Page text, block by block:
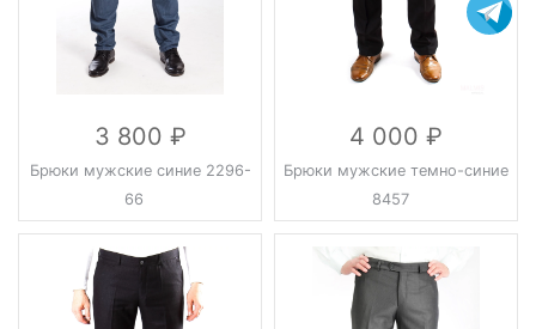
3 800
Брюки мужские синие 2296-
66
4 000
Брюки мужские темно-синие
8457